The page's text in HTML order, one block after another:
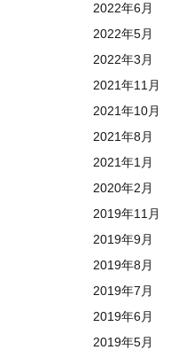
2022年6月
2022年5月
2022年3月
2021年11月
2021年10月
2021年8月
2021年1月
2020年2月
2019年11月
2019年9月
2019年8月
2019年7月
2019年6月
2019年5月